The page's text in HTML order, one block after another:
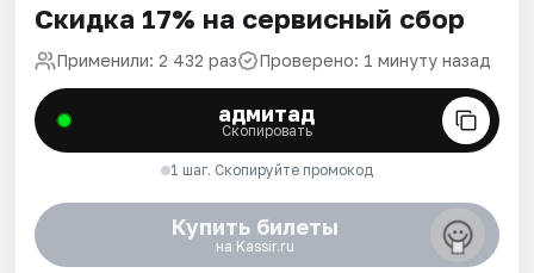
Скидка 17% на сервисный сбор
Применили: 2 432 раз Проверено: 1 минуту назад
адмитад
Скопировать
1 шаг. Скопируйте промокод
Купить билеты
на Kassir.ru